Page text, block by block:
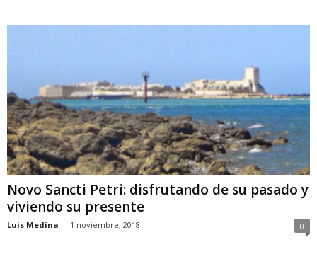
Novo Sancti Petri: disfrutando de su pasado y
viviendo su presente
Luis Medina - 1 noviembre, 2018 0